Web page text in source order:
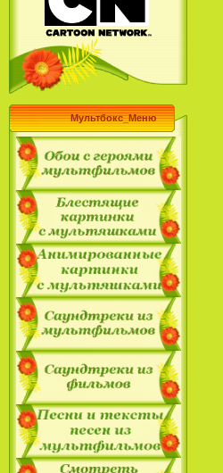
Мультбокс_Меню